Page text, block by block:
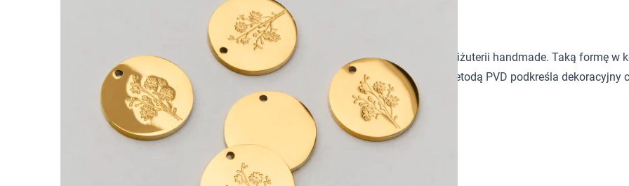
Zawieszka ze stali kółko z grawerem kwiaty rumianku 13mm PVD
Ta zawieszka ze stali chirurgicznej sprawdzi się jako dekoracyjny akcent w biżuterii handmade. Taką formę w
codziennych, minimalistycznych i bardziej ozdobnych. Złote wykończenie metodą PVD podkreśla dekoracyjny
Charakterystyka:
Rodzaj:zawieszka
stal chirurgiczna 316L